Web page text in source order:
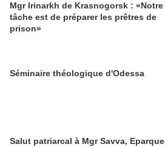
Mgr Irinarkh de Krasnogorsk : «Notre
tâche est de préparer les prêtres de
prison»
Séminaire théologique d'Odessa
Salut patriarcal à Mgr Savva, Eparque